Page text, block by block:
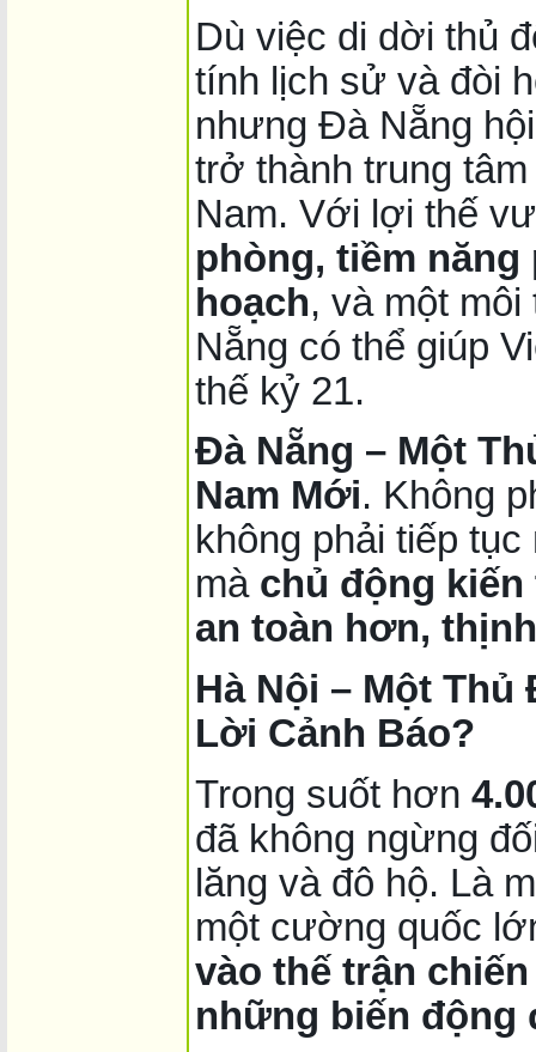
Dù việc di dời thủ
tính lịch sử và đòi
nhưng Đà Nẵng
trở thành trung
Nam. Với lợi thế
phòng, tiềm
hoạch, và một
Nẵng có thể giúp
thế kỷ 21.
Đà Nẵng – Một
Nam Mới. Không
không phải tiếp
mà chủ động
an toàn hơn,
Hà Nội – Một
Lời Cảnh Báo?
Trong suốt hơn
đã không ngừng
lăng và đô hộ. Là
một cường quốc
vào thế trận
những biến động